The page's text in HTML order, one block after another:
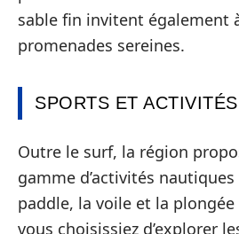
sable fin invitent également
promenades sereines.
SPORTS ET
Outre le surf, la région
gamme d’activités
paddle, la voile et la
vous choisissiez d’explorer